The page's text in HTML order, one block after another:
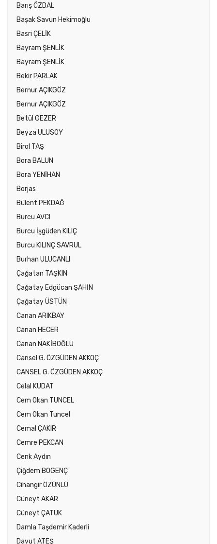
Barış ÖZDAL
Başak Savun Hekimoğlu
Basri ÇELİK
Bayram ŞENLİK
Bayram ŞENLİK
Bekir PARLAK
Bernur AÇIKGÖZ
Bernur AÇIKGÖZ
Betül GEZER
Beyza ULUSOY
Birol TAŞ
Bora BALUN
Bora YENİHAN
Borjas
Bülent PEKDAĞ
Burcu AVCI
Burcu İşgüden KILIÇ
Burcu KILINÇ SAVRUL
Burhan ULUCANLI
Çağatan TAŞKIN
Çağatay Edgücan ŞAHİN
Çağatay ÜSTÜN
Canan ARIKBAY
Canan HECER
Canan NAKİBOĞLU
Cansel G. ÖZGÜDEN AKKOÇ
CANSEL G. ÖZGÜDEN AKKOÇ
Celal KUDAT
Cem Okan TUNCEL
Cem Okan Tuncel
Cemal ÇAKIR
Cemre PEKCAN
Cenk Aydın
Çiğdem BOGENÇ
Cihangir ÖZÜNLÜ
Cüneyt AKAR
Cüneyt ÇATUK
Damla Taşdemir Kaderli
Davut ATEŞ